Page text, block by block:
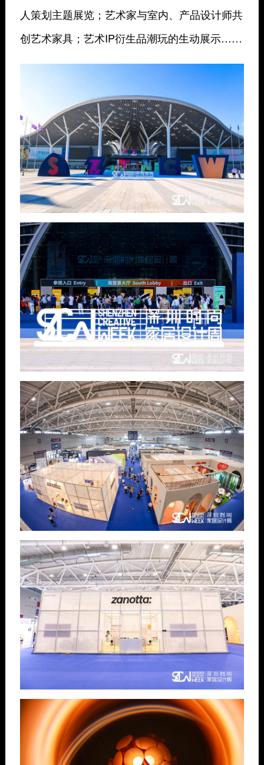
人策划主题展览；艺术家与室内、产品设计师共
创艺术家具；艺术IP衍生品潮玩的生动展示……